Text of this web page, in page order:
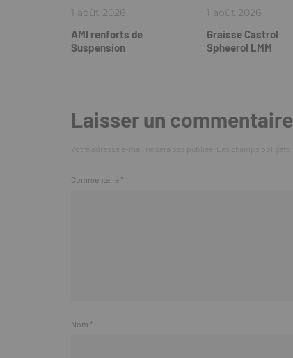
1 août 2026
AMI renforts de
Suspension
1 août 2026
Graisse Castrol
Spheerol LMM
Laisser un commentaire
Commentaire *
Nom *